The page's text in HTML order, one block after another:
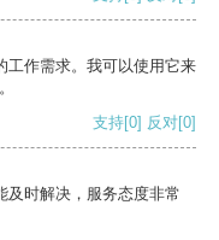
工作需求。我可以使用它来
支持[0] 反对[0]
及时解决，服务态度非常